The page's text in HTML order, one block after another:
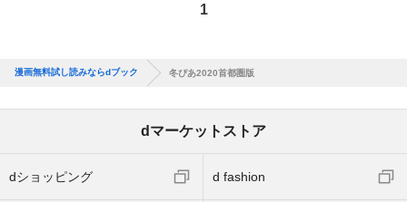
1
漫画無料試し読みならdブック 冬ぴあ2020首都圏版
dマーケットストア
dショッピング d fashion